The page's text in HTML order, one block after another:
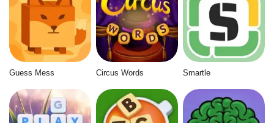
Guess Mess Circus Words Smartle